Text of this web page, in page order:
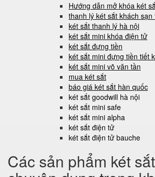
Hướng dẫn mở khóa két
thanh lý két sắt khách sạn
két sắt thanh lý hà nội
két sắt mini khóa điện tử
két sắt đựng tiền
két sắt mini đựng tiền tiết
két sắt mini võ văn tần
mua két sắt
báo giá két sắt hàn quốc
két sắt goodwill hà nội
két sắt mini safe
két sắt mini alpha
két sắt điện tử
két sắt điện tử bauche
Các sản phẩm két